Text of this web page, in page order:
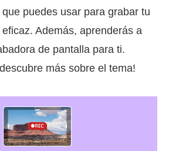
puedes usar para grabar tu
Además, aprenderás a
de pantalla para ti.
más sobre el tema!